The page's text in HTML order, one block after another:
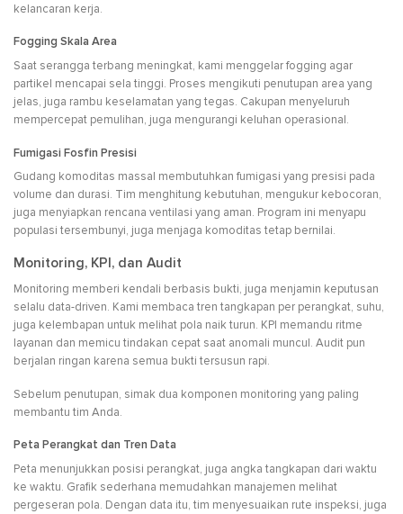
kelancaran kerja.
Fogging Skala Area
Saat serangga terbang meningkat, kami menggelar fogging agar
partikel mencapai sela tinggi. Proses mengikuti penutupan area yang
jelas, juga rambu keselamatan yang tegas. Cakupan menyeluruh
mempercepat pemulihan, juga mengurangi keluhan operasional.
Fumigasi Fosfin Presisi
Gudang komoditas massal membutuhkan fumigasi yang presisi pada
volume dan durasi. Tim menghitung kebutuhan, mengukur kebocoran,
juga menyiapkan rencana ventilasi yang aman. Program ini menyapu
populasi tersembunyi, juga menjaga komoditas tetap bernilai.
Monitoring, KPI, dan Audit
Monitoring memberi kendali berbasis bukti, juga menjamin keputusan
selalu data-driven. Kami membaca tren tangkapan per perangkat, suhu,
juga kelembapan untuk melihat pola naik turun. KPI memandu ritme
layanan dan memicu tindakan cepat saat anomali muncul. Audit pun
berjalan ringan karena semua bukti tersusun rapi.
Sebelum penutupan, simak dua komponen monitoring yang paling
membantu tim Anda.
Peta Perangkat dan Tren Data
Peta menunjukkan posisi perangkat, juga angka tangkapan dari waktu
ke waktu. Grafik sederhana memudahkan manajemen melihat
pergeseran pola. Dengan data itu, tim menyesuaikan rute inspeksi, juga